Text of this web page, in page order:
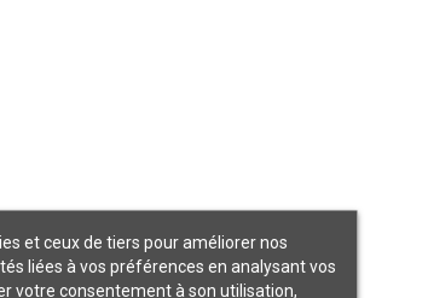
et ceux de tiers pour améliorer nos
liées à vos préférences en analysant vos
votre consentement à son utilisation,